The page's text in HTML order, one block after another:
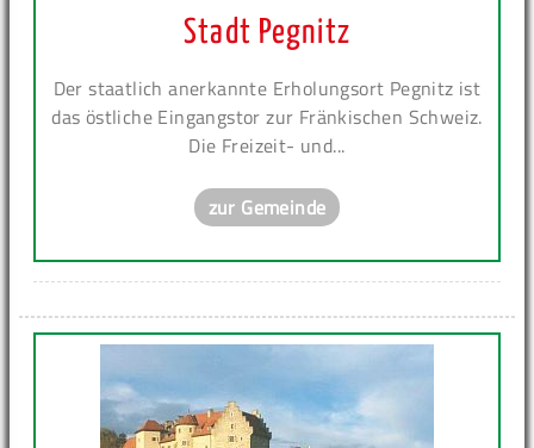
Stadt Pegnitz
Der staatlich anerkannte Erholungsort Pegnitz ist
das östliche Eingangstor zur Fränkischen Schweiz.
Die Freizeit- und...
zur Gemeinde